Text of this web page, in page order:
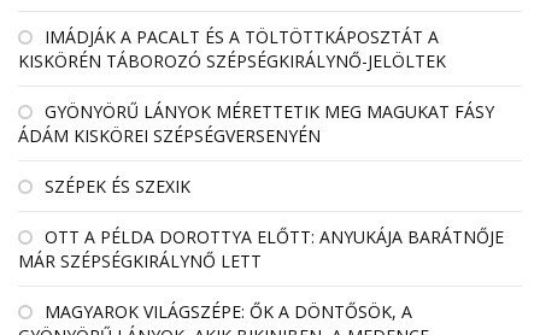
IMÁDJÁK A PACALT ÉS A TÖLTÖTTKÁPOSZTÁT A
KISKÖRÉN TÁBOROZÓ SZÉPSÉGKIRÁLYNŐ-JELÖLTEK
GYÖNYÖRŰ LÁNYOK MÉRETTETIK MEG MAGUKAT FÁSY
ÁDÁM KISKÖREI SZÉPSÉGVERSENYÉN
SZÉPEK ÉS SZEXIK
OTT A PÉLDA DOROTTYA ELŐTT: ANYUKÁJA BARÁTNŐJE
MÁR SZÉPSÉGKIRÁLYNŐ LETT
MAGYAROK VILÁGSZÉPE: ŐK A DÖNTŐSÖK, A